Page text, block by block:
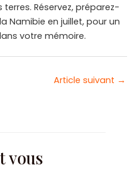
Réservez, préparez-
Namibie en juillet, pour un
votre mémoire.
Article suivant →
vous